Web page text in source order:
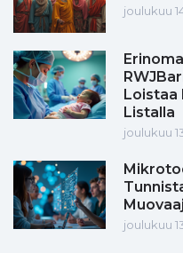
joulukuu
Loistaa
Listalla
joulukuu
joulukuu